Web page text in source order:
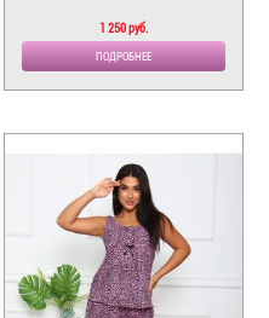
1 250 руб.
ПОДРОБНЕЕ